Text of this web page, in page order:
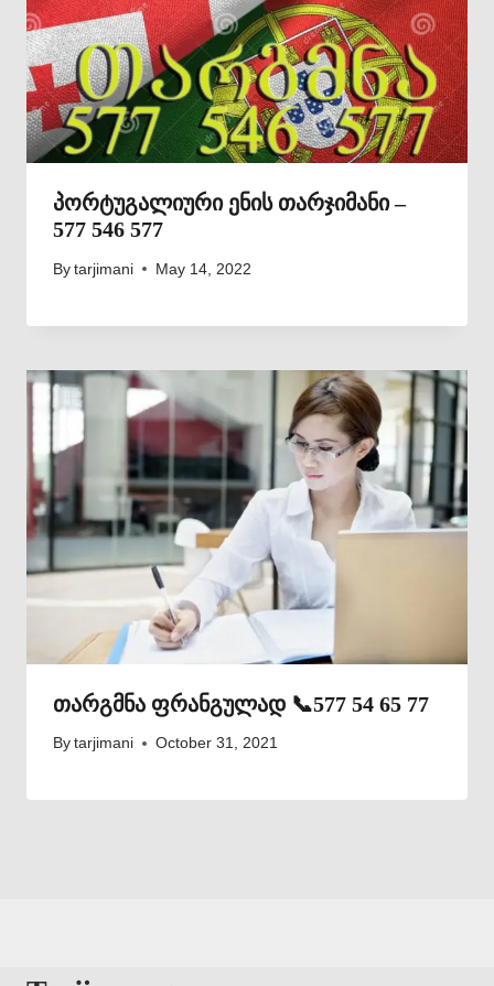
პორტუგალიური ენის თარჯიმანი –
577 546 577
By tarjimani May 14, 2022
თარგმნა ფრანგულად 📞577 54 65 77
By tarjimani October 31, 2021